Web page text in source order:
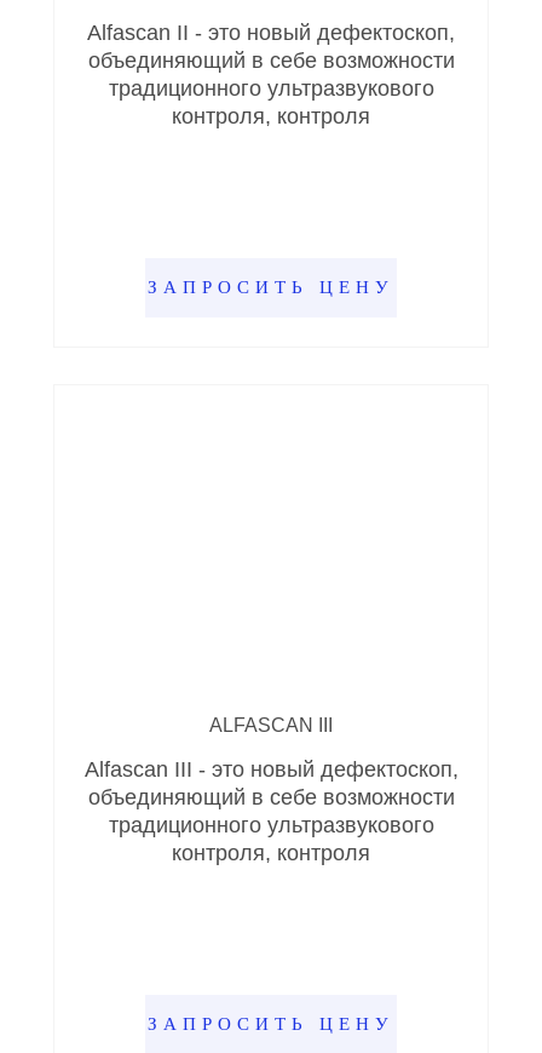
Alfascan II - это новый дефектоскоп,
объединяющий в себе возможности
традиционного ультразвукового
контроля, контроля
ЗАПРОСИТЬ ЦЕНУ
ALFASCAN III
Alfascan III - это новый дефектоскоп,
объединяющий в себе возможности
традиционного ультразвукового
контроля, контроля
ЗАПРОСИТЬ ЦЕНУ